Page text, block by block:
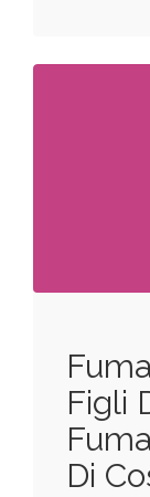
Figli
Di